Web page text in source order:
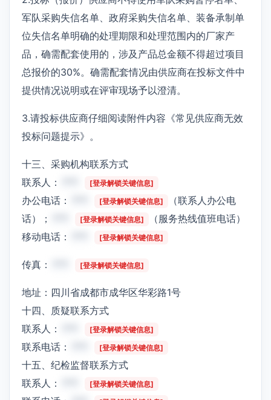
军队采购失信名单、政府采购失信名单、装备承制单
位失信名单明确的处理期限和处理范围内的厂家产
品，确需配套使用的，涉及产品总金额不得超过项目
总报价的30%。确需配套情况由供应商在投标文件中
提供情况说明或在评审现场予以澄清。
3.请投标供应商仔细阅读附件内容《常见供应商无效
投标问题提示》。
十三、采购机构联系方式
联系人：
[登录解锁关键信息]
办公电话： [登录解锁关键信息]
（联系人办公电
话）；
[登录解锁关键信息]
（服务热线值班电话）
移动电话：
[登录解锁关键信息]
传真： [登录解锁关键信息]
地址：四川省成都市成华区华彩路1号
十四、质疑联系方式
联系人：
[登录解锁关键信息]
联系电话： [登录解锁关键信息]
十五、纪检监督联系方式
联系人：
[登录解锁关键信息]